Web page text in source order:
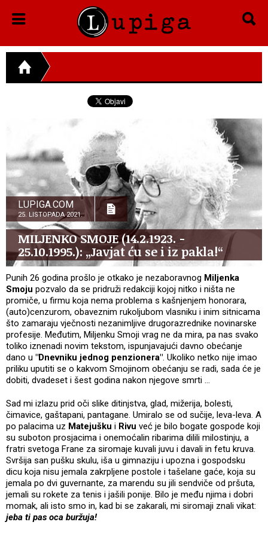
LUPIGA.COM
25. LISTOPADA 2021.
MILJENKO SMOJE (14.2.1923. -
25.10.1995.): „Javjat ću se i iz pakla!“
Punih 26 godina prošlo je otkako je nezaboravnog Miljenka
Smoju pozvalo da se pridruži redakciji kojoj nitko i ništa ne
promiče, u firmu koja nema problema s kašnjenjem honorara,
(auto)cenzurom, obaveznim rukoljubom vlasniku i inim sitnicama
što zamaraju vječnosti nezanimljive drugorazrednike novinarske
profesije. Međutim, Miljenku Smoji vrag ne da mira, pa nas svako
toliko iznenadi novim tekstom, ispunjavajući davno obećanje
dano u "Dnevniku jednog penzionera". Ukoliko netko nije imao
priliku uputiti se o kakvom Smojinom obećanju se radi, sada će je
dobiti, dvadeset i šest godina nakon njegove smrti ...
Sad mi izlazu prid oči slike ditinjstva, glad, mižerija, bolesti,
čimavice, gaštapani, pantagane. Umiralo se od sučije, leva-leva. A
po palacima uz Matejušku i Rivu već je bilo bogate gospode koji
su suboton prosjacima i onemoćalin ribarima dilili milostinju, a
fratri svetoga Frane za siromaje kuvali juvu i davali in fetu kruva.
Svršija san pušku skulu, iša u gimnaziju i upozna i gospodsku
dicu koja nisu jemala zakrpljene postole i tašelane gaće, koja su
jemala po dvi guvernante, za marendu su jili sendviče od pršuta,
jemali su rokete za tenis i jašili ponije. Bilo je među njima i dobri
momak, ali isto smo in, kad bi se zakarali, mi siromaji znali vikat:
jeba ti pas oca buržuja!